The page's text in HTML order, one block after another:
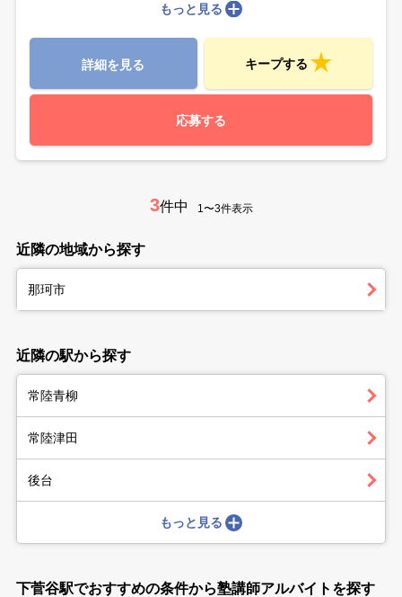
もっと見る
詳細を見る キープする
応募する
3件中 1〜3件表示
近隣の地域から探す
那珂市
近隣の駅から探す
常陸青柳
常陸津田
後台
もっと見る
下菅谷駅でおすすめの条件から塾講師アルバイトを探す